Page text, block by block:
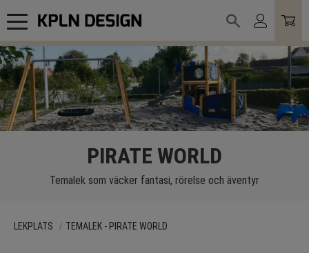
Meny
LEKPLATS TEMALEK - PIRATE WORLD
PIRATE WORLD
Temalek som väcker fantasi, rörelse och äventyr